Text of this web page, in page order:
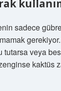
sadece
tutarsa veya
zenginse kaktüs